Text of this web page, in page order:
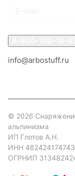
info@arbostuff.ru
© 2026
альпинизма
ИП Глотов А.Н.
ИНН 482424174743
ОГРНИП